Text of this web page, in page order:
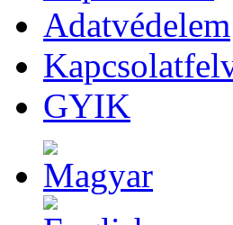
Adatvédelem
GYIK